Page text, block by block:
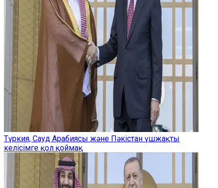
Түркия, Сауд Арабиясы және Пәкістан үшжақты
келісімге қол қоймақ